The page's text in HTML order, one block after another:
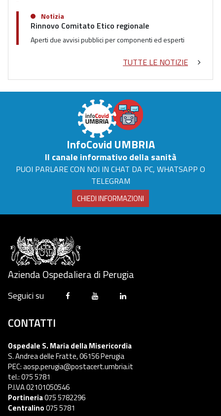
Notizia
Rinnovo Comitato Etico regionale
Aperti due avvisi pubblici per componenti ed esperti
TUTTE LE NOTIZIE
InfoCovid UMBRIA
Il canale informativo della sanità
PUOI PARLARE CON NOI IN CHAT DA PC, WHATSAPP O
TELEGRAM
CHIEDI INFORMAZIONI
Azienda Ospedaliera di Perugia
Seguici su
CONTATTI
Ospedale S. Maria della Misericordia
S. Andrea delle Fratte, 06156 Perugia
PEC: aosp.perugia@postacert.umbria.it
tel.: 075 5781
P.I.VA 02101050546
Portineria075 5782296
Centralino075 5781